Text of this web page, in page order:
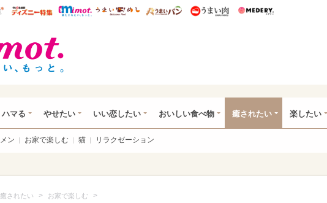
総研
ハピママ* ウレぴあ総研 ディズニー特集
mimot. うまいめし うまいパン うまい肉
ハマる やせたい いい恋したい おいしい食べ物 癒されたい 楽したい
ン お家で楽しむ 猫 リラクゼーション
癒されたい > お家で楽しむ >